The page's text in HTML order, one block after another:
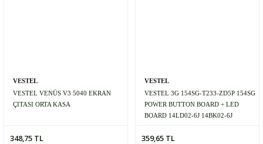
VESTEL
VESTEL VENÜS V3 5040 EKRAN
ÇITASI ORTA KASA
348,75 TL
VESTEL
VESTEL 3G 154SG-T233-ZD5P 154SG
POWER BUTTON BOARD + LED
BOARD 14LD02-6J 14BK02-6J
359,65 TL